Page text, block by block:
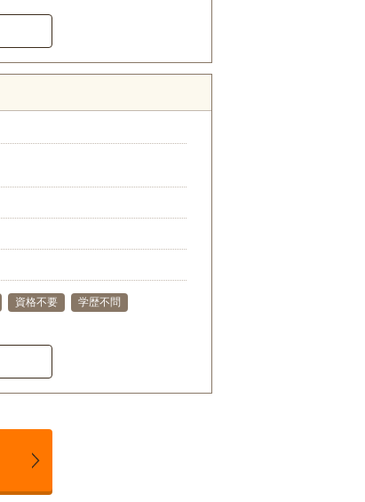
資格不要
学歴不問